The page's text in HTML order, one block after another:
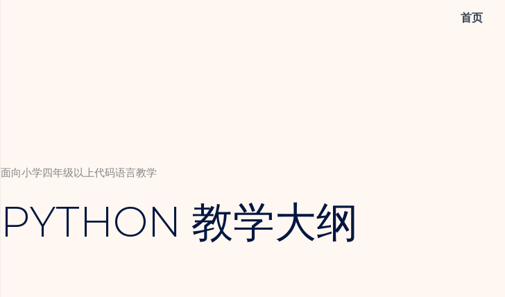
首页
面向小学四年级以上代码语言教学
PYTHON 教学大纲